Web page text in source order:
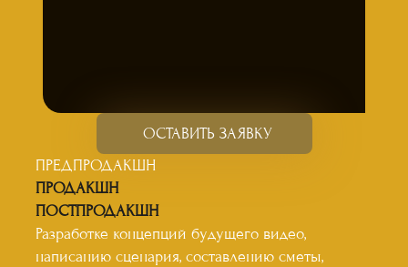
ОСТАВИТЬ ЗАЯВКУ
ПРЕДПРОДАКШН
ПРОДАКШН
ПОСТПРОДАКШН
Разработке концепций будущего видео,
написанию сценария, составлению сметы,